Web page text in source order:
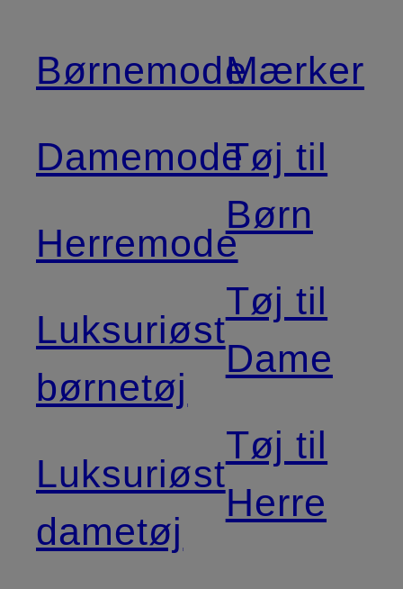
Børnemode
Damemode
Herremode
Luksuriøst
børnetøj
Luksuriøst
dametøj
Mærker
Tøj til
Børn
Tøj til
Dame
Tøj til
Herre